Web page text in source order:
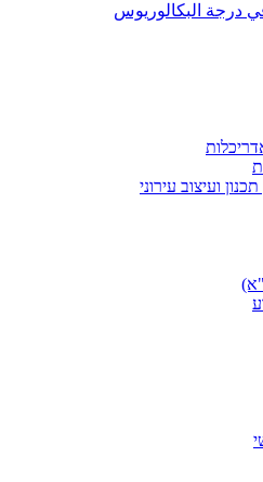
درجة البكالوريوس
ועיצוב עירוני